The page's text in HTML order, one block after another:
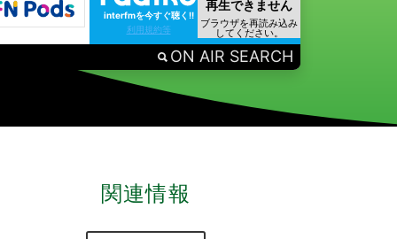
interfmを今すぐ聴く!!
利用規約等
ON AIR SEARCH
関連情報